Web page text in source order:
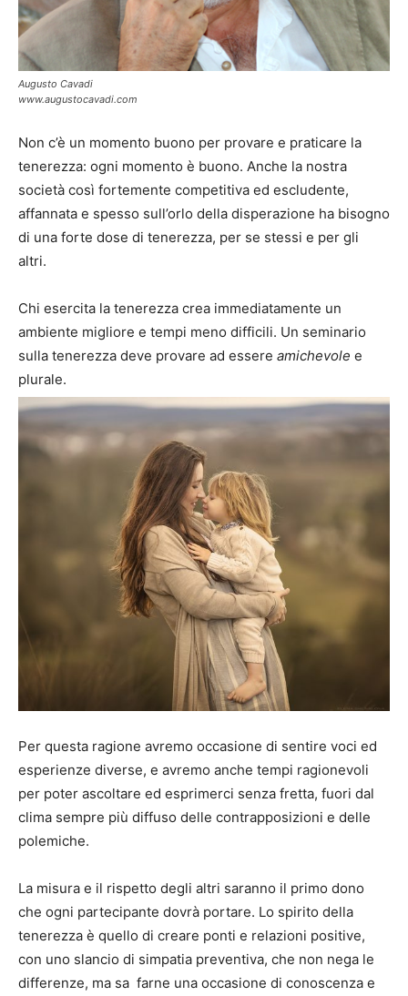
Augusto Cavadi
www.augustocavadi.com
Non c’è un momento buono per provare e praticare la
tenerezza: ogni momento è buono. Anche la nostra
società così fortemente competitiva ed escludente,
affannata e spesso sull’orlo della disperazione ha bisogno
di una forte dose di tenerezza, per se stessi e per gli
altri.
Chi esercita la tenerezza crea immediatamente un
ambiente migliore e tempi meno difficili. Un seminario
sulla tenerezza deve provare ad essere amichevole e
plurale.
Per questa ragione avremo occasione di sentire voci ed
esperienze diverse, e avremo anche tempi ragionevoli
per poter ascoltare ed esprimerci senza fretta, fuori dal
clima sempre più diffuso delle contrapposizioni e delle
polemiche.
La misura e il rispetto degli altri saranno il primo dono
che ogni partecipante dovrà portare. Lo spirito della
tenerezza è quello di creare ponti e relazioni positive,
con uno slancio di simpatia preventiva, che non nega le
differenze, ma sa farne una occasione di conoscenza e